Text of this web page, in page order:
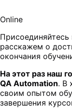
Online
расскажем о
окончания
На этот раз наш
QA Automation. В
своим опытом
завершения